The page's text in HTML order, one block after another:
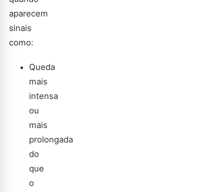
aparecem
sinais
como:
Queda
mais
intensa
ou
mais
prolongada
do
que
o